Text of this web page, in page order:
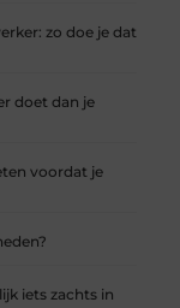
zo doe je dat
doet dan je
voordat je
iets zachts in